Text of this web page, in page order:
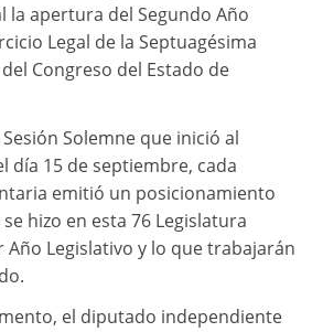
la apertura del Segundo Año
Legal de la Septuagésima
Congreso del Estado de
Solemne que inició al
día 15 de septiembre, cada
emitió un posicionamiento
hizo en esta 76 Legislatura
Legislativo y lo que trabajarán
el diputado independiente